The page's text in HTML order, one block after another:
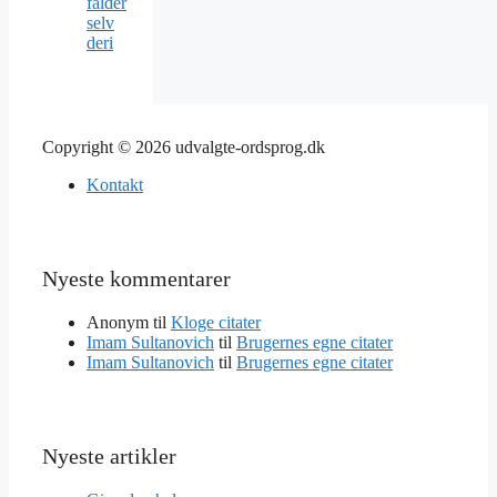
selv
deri
Copyright © 2026 udvalgte-ordsprog.dk
Kontakt
Nyeste kommentarer
Anonym til Kloge citater
Imam Sultanovich til Brugernes egne citater
Imam Sultanovich til Brugernes egne citater
Nyeste artikler